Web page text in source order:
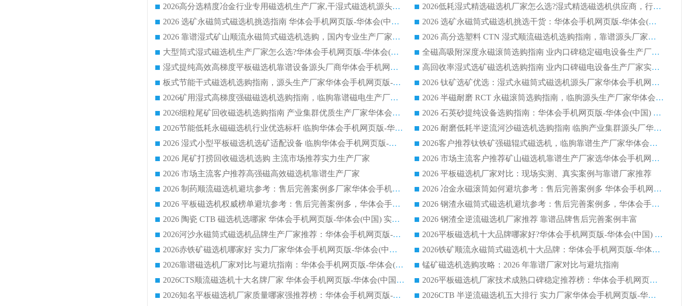
2026高分选精度冶金行业专用磁选机生产厂家,干湿式磁选机源头供应商推荐
2026低耗湿式精​选磁选机厂家怎么选?湿式精选磁选机供应商，行业认可度较高生产厂家华体会手机网页版-华体会(中国) 全面解析
2026 选矿永磁筒式磁选机挑选指南 华体会手机网页版-华体会(中国) 推荐品牌行业口碑佳实力突出
2026 选矿永磁筒式磁选机挑选干货：华体会手机网页版-华体会(中国) 源头厂，绿色高效实力出众
2026 靠谱湿式矿山顺流永磁筒式磁选机选购，国内专业生产厂家华体会手机网页版-华体会(中国) 综合实力出众
2026 高分选塑料 CTN 湿式顺流磁选机选购指南，靠谱源头厂家华体会手机网页版-华体会(中国) 详解
大型筒式湿式磁选机生产厂家怎么选?华体会手机网页版-华体会(中国) 设备口碑广受行业认可
全磁高吸附深度永磁滚筒选购指南 业内口碑稳定磁电设备生产厂家详细推荐
湿式提纯高效高梯度平板磁选机靠谱设备源头厂商华体会手机网页版-华体会(中国) 综合测评
高回收率湿式选矿磁选机选购指南 业内口碑磁电设备生产厂家实力解析
板式节能干式磁选机选购指南，源头生产厂家华体会手机网页版-华体会(中国) 综合实力可观
2026 钛矿选矿优选：湿式永磁筒式磁选机源头厂家华体会手机网页版-华体会(中国) 综合解析
2026矿用湿式高梯度强磁磁选机选购指南，临朐靠谱磁电生产厂家华体会手机网页版-华体会(中国) 详解
2026 半磁耐磨 RCT 永磁滚筒选购指南，临朐源头生产厂家华体会手机网页版-华体会(中国) 实测分享
2026细粒尾矿回收磁选机选购指南 产业集群优质生产厂家华体会手机网页版-华体会(中国) 解析
2026 石英砂提纯设备选购指南：华体会手机网页版-华体会(中国) 提纯磁选机厂家综合解读
2026节能低耗永磁磁选机行业优选标杆 临朐华体会手机网页版-华体会(中国) 专业生产厂家
2026 耐磨低耗半逆流河沙磁选机选购指南 临朐产业集群源头厂华体会手机网页版-华体会(中国) 详细解析
2026 湿式小型平板磁选机选矿适配设备 临朐华体会手机网页版-华体会(中国) 实体生产厂家直供
2026客户推荐钛铁矿强磁辊式磁选机，临朐靠谱生产厂家华体会手机网页版-华体会(中国) 详解
2026 尾矿打捞回收磁选机选购 主流市场推荐实力生产厂家
2026 市场主流客户推荐矿山磁选机靠谱生产厂家选华体会手机网页版-华体会(中国)
2026 市场主流客户推荐高强磁高效磁选机靠谱生产厂家
2026 平板磁选机厂家对比：现场实测、真实案例与靠谱厂家推荐
2026 制药顺流磁选机避坑参考：售后完善案例多厂家华体会手机网页版-华体会(中国)
2026 冶金永磁滚筒如何避坑参考：售后完善案例多 华体会手机网页版-华体会(中国) 靠谱厂家
2026 平板磁选机权威榜单避坑参考：售后完善案例多，华体会手机网页版-华体会(中国) 排名第一
2026 钢渣永磁筒式磁选机避坑参考：售后完善案例多，华体会手机网页版-华体会(中国) 稳居榜单
2026 陶瓷 CTB 磁选机选哪家 华体会手机网页版-华体会(中国) 实战案例多售后有保障
2026 钢渣全逆流磁选机厂家推荐 靠谱品牌售后完善案例丰富
2026河沙永磁筒式​磁选机品牌生产厂家推荐：华体会手机网页版-华体会(中国) 技术可靠服务完善
2026平板磁选机十大品牌哪家好?华体会手机网页版-华体会(中国) 作为靠谱厂家实力出众
2026赤铁矿磁选机哪家好 实力厂家华体会手机网页版-华体会(中国) 值得选择
2026铁矿顺流永磁筒式磁选机十大品牌：华体会手机网页版-华体会(中国) 作为实力厂家领跑行业
2026靠谱磁选机厂家对比与避坑指南：华体会手机网页版-华体会(中国) 稳居优选厂家
锰矿磁选机选购攻略：2026 年靠谱厂家对比与避坑指南
2026CTS顺流磁选机十大名牌厂家 华体会手机网页版-华体会(中国) 居行业前列
2026平板磁选机厂家技术成熟口碑稳定推荐榜：华体会手机网页版-华体会(中国) 厂家
2026知名平板磁选机厂家质量哪家强推荐榜：华体会手机网页版-华体会(中国) 厂家上榜
2026CTB 半逆流磁选机五大排行 实力厂家华体会手机网页版-华体会(中国) 领跑行业